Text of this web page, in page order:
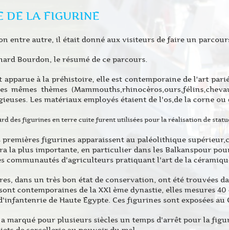
DE LA FIGURINE
entre autre, il était donné aux visiteurs de faire un
Bourdon, le résumé de ce parcours.
apparue à la préhistoire, elle est contemporaine de l'art
mêmes thèmes
Les matériaux employés étaient de l'os,de la corne ou
rd des figurines en terre cuite furent utilisées pour la réalisation de
premières figurines apparaissent au paléolithique
la plus importante, en particulier dans les Balkanspour
communautés d'agriculteurs pratiquant l'art de la
dans un très bon état de conservation, ont été trouvées
contemporaines de la XXI ème dynastie, elles mesures
de Haute Egypte. Ces figurines sont exposées au
a marqué pour plusieurs siècles un temps d'arrêt pour la